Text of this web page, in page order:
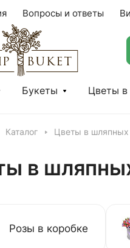
Вопросы и ответы
Букеты Цветы в
Каталог Цветы в шляпных
в
Розы в коробке